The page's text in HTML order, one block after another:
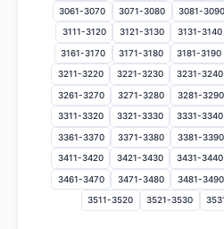
3061-3070 3071-3080 3081-3090
3111-3120 3121-3130 3131-3140
3161-3170 3171-3180 3181-3190
3211-3220 3221-3230 3231-3240
3261-3270 3271-3280 3281-3290
3311-3320 3321-3330 3331-3340
3361-3370 3371-3380 3381-3390
3411-3420 3421-3430 3431-3440
3461-3470 3471-3480 3481-3490
3511-3520 3521-3530